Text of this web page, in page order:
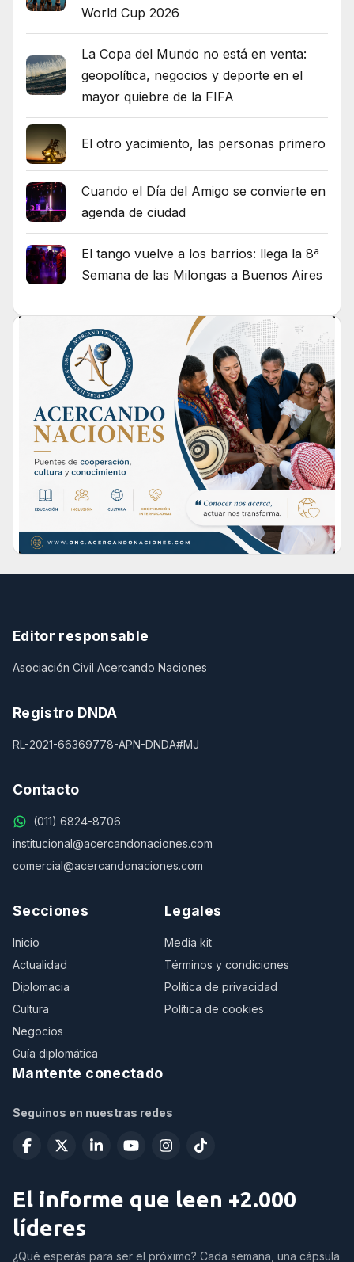
World Cup 2026
La Copa del Mundo no está en venta:
geopolítica, negocios y deporte en el
mayor quiebre de la FIFA
El otro yacimiento, las personas primero
Cuando el Día del Amigo se convierte en
agenda de ciudad
El tango vuelve a los barrios: llega la 8ª
Semana de las Milongas a Buenos Aires
Editor responsable
Asociación Civil Acercando Naciones
Registro DNDA
RL-2021-66369778-APN-DNDA#MJ
Contacto
(011) 6824-8706
institucional@acercandonaciones.com
comercial@acercandonaciones.com
Secciones
Inicio
Actualidad
Diplomacia
Cultura
Negocios
Guía diplomática
Legales
Media kit
Términos y condiciones
Política de privacidad
Política de cookies
Mantente conectado
Seguinos en nuestras redes
El informe que leen +2.000
líderes
¿Qué esperás para ser el próximo? Cada semana, una cápsula